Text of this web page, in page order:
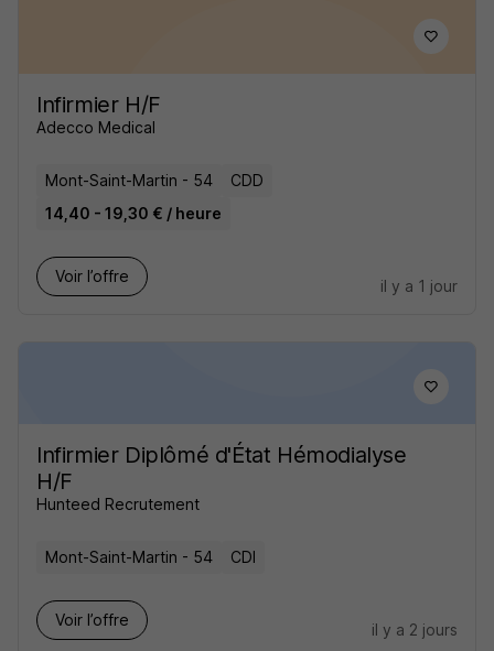
Infirmier H/F
Adecco Medical
Mont-Saint-Martin - 54
CDD
14,40 - 19,30 € / heure
Voir l’offre
il y a 1 jour
Infirmier Diplômé d'État Hémodialyse
H/F
Hunteed Recrutement
Mont-Saint-Martin - 54 CDI
Voir l’offre
il y a 2 jours